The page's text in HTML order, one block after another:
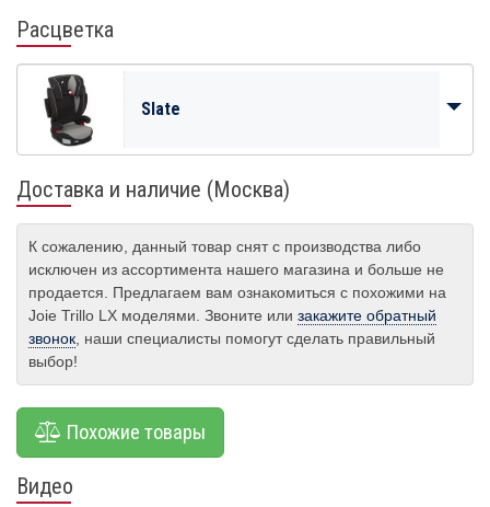
Расцветка
Slate
Доставка и наличие (Москва)
К сожалению, данный товар снят с производства либо
исключен из ассортимента нашего магазина и больше не
продается. Предлагаем вам ознакомиться с похожими на
Joie Trillo LX моделями. Звоните или закажите обратный
звонок, наши специалисты помогут сделать правильный
выбор!
Похожие товары
Видео